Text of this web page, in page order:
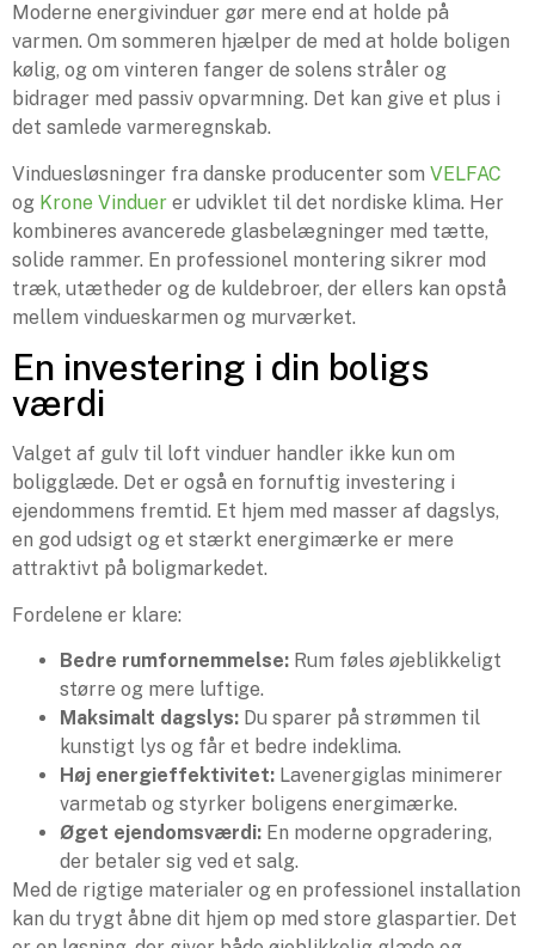
Moderne energivinduer gør mere end at holde på
varmen. Om sommeren hjælper de med at holde boligen
kølig, og om vinteren fanger de solens stråler og
bidrager med passiv opvarmning. Det kan give et plus i
det samlede varmeregnskab.
Vinduesløsninger fra danske producenter som VELFAC
og Krone Vinduer er udviklet til det nordiske klima. Her
kombineres avancerede glasbelægninger med tætte,
solide rammer. En professionel montering sikrer mod
træk, utætheder og de kuldebroer, der ellers kan opstå
mellem vindueskarmen og murværket.
En investering i din boligs
værdi
Valget af gulv til loft vinduer handler ikke kun om
boligglæde. Det er også en fornuftig investering i
ejendommens fremtid. Et hjem med masser af dagslys,
en god udsigt og et stærkt energimærke er mere
attraktivt på boligmarkedet.
Fordelene er klare:
Bedre rumfornemmelse: Rum føles øjeblikkeligt
større og mere luftige.
Maksimalt dagslys: Du sparer på strømmen til
kunstigt lys og får et bedre indeklima.
Høj energieffektivitet: Lavenergiglas minimerer
varmetab og styrker boligens energimærke.
Øget ejendomsværdi: En moderne opgradering,
der betaler sig ved et salg.
Med de rigtige materialer og en professionel installation
kan du trygt åbne dit hjem op med store glaspartier. Det